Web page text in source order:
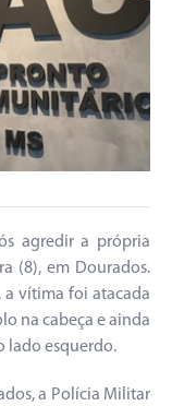
agredir a própria
(8), em Dourados.
a vítima foi atacada
na cabeça e ainda
lado esquerdo.
a Polícia Militar